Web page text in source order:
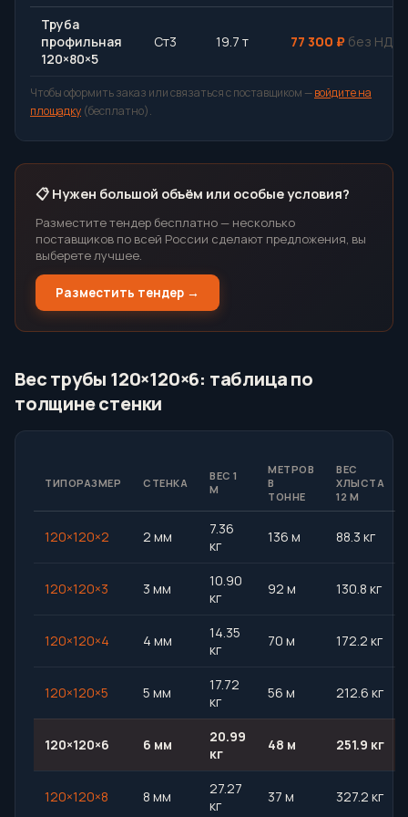
Труба
профильная
120×80×5
Ст3 19.7 т 77 300 ₽ без НДС
Чтобы оформить заказ или связаться с поставщиком —войдите на
площадку (бесплатно).
📋 Нужен большой объём или особые условия?
Разместите тендер бесплатно — несколько
поставщиков по всей России сделают предложения, вы
выберете лучшее.
Разместить тендер →
Вес трубы 120×120×6: таблица по
толщине стенки
ТИПОРАЗМЕР СТЕНКА
ВЕС 1
М
МЕТРОВ
В
ТОННЕ
ВЕС
ХЛЫСТА
12 М
120×120×2 2 мм
7.36
кг
136 м 88.3 кг
120×120×3 3 мм
10.90
кг
92 м 130.8 кг
120×120×4 4 мм
14.35
кг
70 м 172.2 кг
120×120×5 5 мм
17.72
кг
56 м 212.6 кг
120×120×6 6 мм
20.99
кг
48 м 251.9 кг
120×120×8 8 мм
27.27
кг
37 м 327.2 кг